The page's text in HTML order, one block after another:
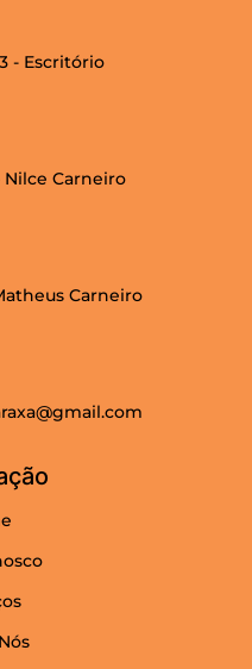
- Escritório
Nilce Carneiro
Carneiro